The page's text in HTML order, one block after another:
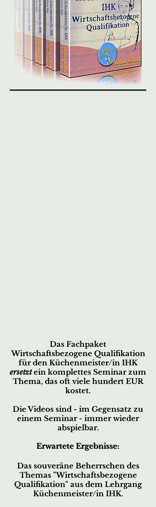
Das Fachpaket
Wirtschaftsbezogene Qualifikation
für den Küchenmeister/in IHK
ersetztein komplettes Seminar zum
Thema, das oft viele hundert EUR
kostet.
Die Videos sind - im Gegensatz zu
einem Seminar - immer wieder
abspielbar.
Erwartete Ergebnisse:
Das souveräne Beherrschen des
Themas "Wirtschaftsbezogene
Qualifikation" aus dem Lehrgang
Küchenmeister/in IHK.